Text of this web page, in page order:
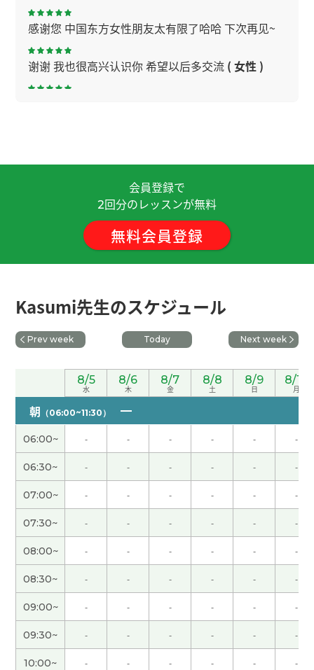
感谢您 中国东方女性朋友太有限了哈哈 下次再见~
谢谢 我也很高兴认识你 希望以后多交流 ( 女性 )
非常感謝 我的发音还不够好，所以我会每天练习，
争取一点点进步。 我希望再次见到你。 下次見
代 男性 )
いつもありがとうございます。中国語は発音が難し
いですが、頑張ります。また、よろしくお願いしま
す。
谢谢您的课！！
非常感謝 下次見 ( 40代 男性 )
谢谢
很高兴认识你 和你的聊天跟学习很有意思 开朗 聪明
漂亮 温柔的老师非常棒
非常感謝 下次見( 40代 男性 )
謝謝您跟我一起練習!!下次也請多多關照。
( 30代 女
性 )
謝謝您跟我一起聊天!!很開心,很期待下次見面。
代 女性 )
会員登録で
2回分のレッスンが無料
無料会員登録
Kasumi先生のスケジュール
Prev week Today Next week
8/5
水
8/6
木
8/7
金
8/8
土
8/9
日
8/10
月
朝 （06:00~11:30）
06:00~ - - - - - -
06:30~ - - - - - -
07:00~ - - - - - -
07:30~ - - - - - -
08:00~ - - - - - -
08:30~ - - - - - -
09:00~ - - - - - -
09:30~ - - - - - -
10:00~ - - - - - -